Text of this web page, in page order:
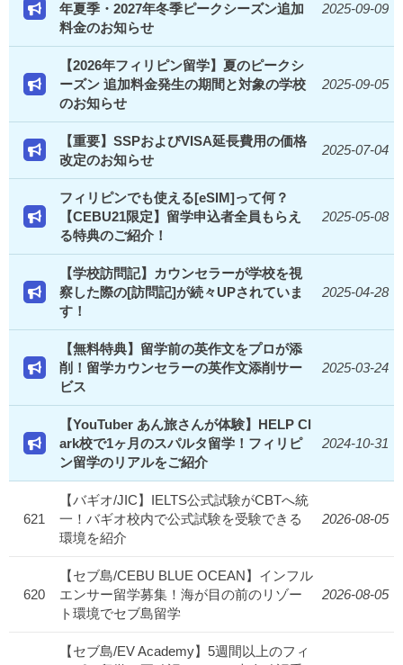
年夏季・2027年冬季ピークシーズン追加
料金のお知らせ
2025-09-09
【2026年フィリピン留学】夏のピークシ
ーズン 追加料金発生の期間と対象の学校
のお知らせ
2025-09-05
【重要】SSPおよびVISA延長費用の価格
改定のお知らせ
2025-07-04
フィリピンでも使える[eSIM]って何？
【CEBU21限定】留学申込者全員もらえ
る特典のご紹介！
2025-05-08
【学校訪問記】カウンセラーが学校を視
察した際の[訪問記]が続々UPされていま
す！
2025-04-28
【無料特典】留学前の英作文をプロが添
削！留学カウンセラーの英作文添削サー
ビス
2025-03-24
【YouTuber あん旅さんが体験】HELP Cl
ark校で1ヶ月のスパルタ留学！フィリピ
ン留学のリアルをご紹介
2024-10-31
621
【バギオ/JIC】IELTS公式試験がCBTへ統
一！バギオ校内で公式試験を受験できる
環境を紹介
2026-08-05
620
【セブ島/CEBU BLUE OCEAN】インフル
エンサー留学募集！海が目の前のリゾー
ト環境でセブ島留学
2026-08-05
【セブ島/EV Academy】5週間以上のフィ